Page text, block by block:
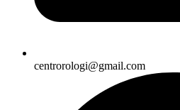
centrorologi@gmail.com